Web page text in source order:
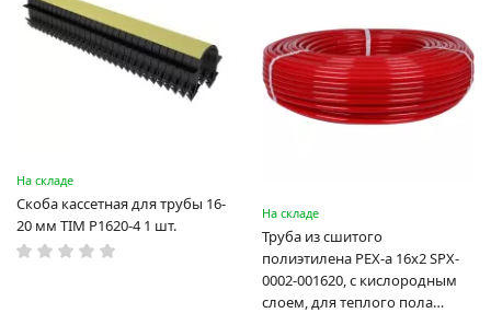
На складе
Скоба кассетная для трубы 16-
20 мм TIM P1620-4 1 шт.
На складе
Труба из сшитого
полиэтилена PEX-a 16х2 SPX-
0002-001620, с кислородным
слоем, для теплого пола